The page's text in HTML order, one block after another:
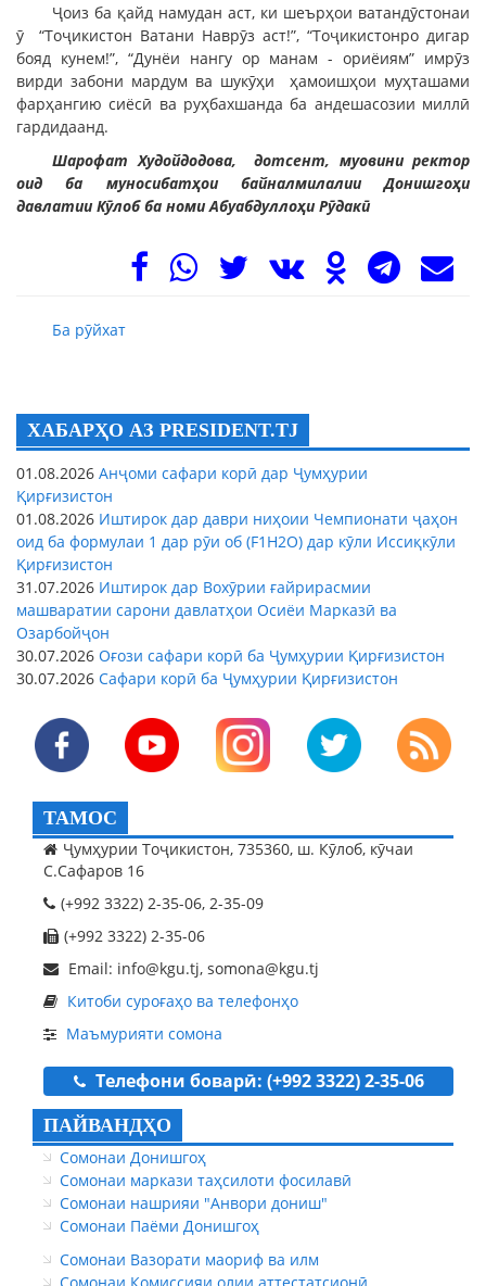
Ҷоиз ба қайд намудан аст, ки шеърҳои ватандӯстонаи
ӯ “Тоҷикистон Ватани Наврӯз аст!”, “Тоҷикистонро дигар
бояд кунем!”, “Дунёи нангу ор манам - ориёиям” имрӯз
вирди забони мардум ва шукӯҳи ҳамоишҳои муҳташами
фарҳангию сиёсӣ ва руҳбахшанда ба андешасозии миллӣ
гардидаанд.
Шарофат Худойдодова, дотсент, муовини ректор
оид ба муносибатҳои байналмилалии Донишгоҳи
давлатии Кӯлоб ба номи Абуабдуллоҳи Рӯдакӣ
Ба рӯйхат
ХАБАРҲО АЗ PRESIDENT.TJ
01.08.2026 Анҷоми сафари корӣ дар Ҷумҳурии
Қирғизистон
01.08.2026 Иштирок дар даври ниҳоии Чемпионати ҷаҳон
оид ба формулаи 1 дар рӯи об (F1H2O) дар кӯли Иссиқкӯли
Қирғизистон
31.07.2026 Иштирок дар Вохӯрии ғайрирасмии
машваратии сарони давлатҳои Осиёи Марказӣ ва
Озарбойҷон
30.07.2026 Оғози сафари корӣ ба Ҷумҳурии Қирғизистон
30.07.2026 Сафари корӣ ба Ҷумҳурии Қирғизистон
ТАМОС
Ҷумҳурии Тоҷикистон, 735360, ш. Кӯлоб, кӯчаи
С.Сафаров 16
(+992 3322) 2-35-06, 2-35-09
(+992 3322) 2-35-06
Email: info@kgu.tj, somona@kgu.tj
Китоби суроғаҳо ва телефонҳо
Маъмурияти сомона
Телефони боварӣ: (+992 3322) 2-35-06
ПАЙВАНДҲО
Сомонаи Донишгоҳ
Сомонаи маркази таҳсилоти фосилавӣ
Сомонаи нашрияи "Анвори дониш"
Сомонаи Паёми Донишгоҳ
Сомонаи Вазорати маориф ва илм